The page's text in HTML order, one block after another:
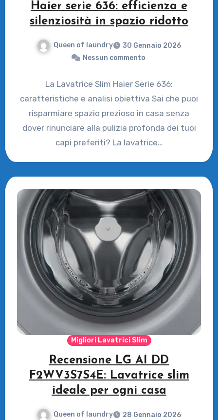
Haier serie 636: efficienza e
silenziosità in spazio ridotto
Queen of laundry
30 Gennaio 2026
Nessun commento
La Lavatrice Slim Haier Serie 636:
caratteristiche e analisi obiettiva Sai che puoi
risparmiare spazio prezioso in casa senza
dover rinunciare alla pulizia profonda dei tuoi
capi preferiti? La lavatrice…
Migliori Lavatrici Slim
Recensione LG AI DD
F2WV3S7S4E: Lavatrice slim
ideale per ogni casa
Queen of laundry 28 Gennaio 2026